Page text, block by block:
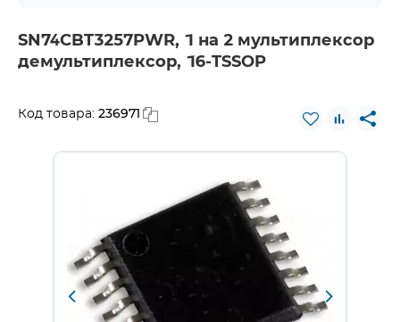
SN74CBT3257PWR, 1 на 2 мультиплексор
демультиплексор, 16-TSSOP
Код товара: 236971